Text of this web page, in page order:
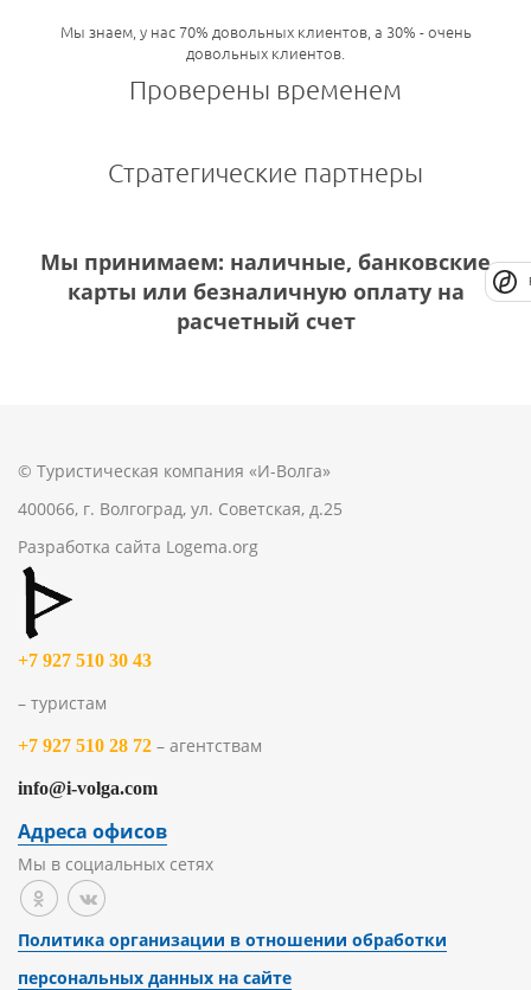
Мы знаем, у нас 70% довольных клиентов, а 30% - очень
довольных клиентов.
Проверены временем
Стратегические партнеры
Мы принимаем: наличные, банковские
карты или безналичную оплату на
расчетный счет
© Туристическая компания «И-Волга»
400066, г. Волгоград, ул. Советская, д.25
Разработка сайта Logema.org
+7 927 510 30 43
– туристам
+7 927 510 28 72 – агентствам
info@i-volga.com
Адреса офисов
Мы в социальных сетях
Политика организации в отношении обработки
персональных данных на сайте